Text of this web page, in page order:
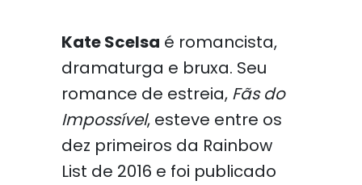
Kate Scelsa é romancista,
dramaturga e bruxa. Seu
romance de estreia, Fãs do
Impossível, esteve entre os
dez primeiros da Rainbow
List de 2016 e foi publicado